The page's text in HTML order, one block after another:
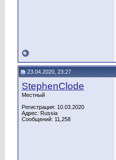
23.04.2020, 23:27
StephenClode
Местный
Регистрация: 10.03.2020
Адрес: Russia
Сообщений: 11,258